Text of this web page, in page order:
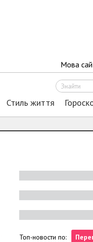
Мова
Стиль життя
Топ-новости по: